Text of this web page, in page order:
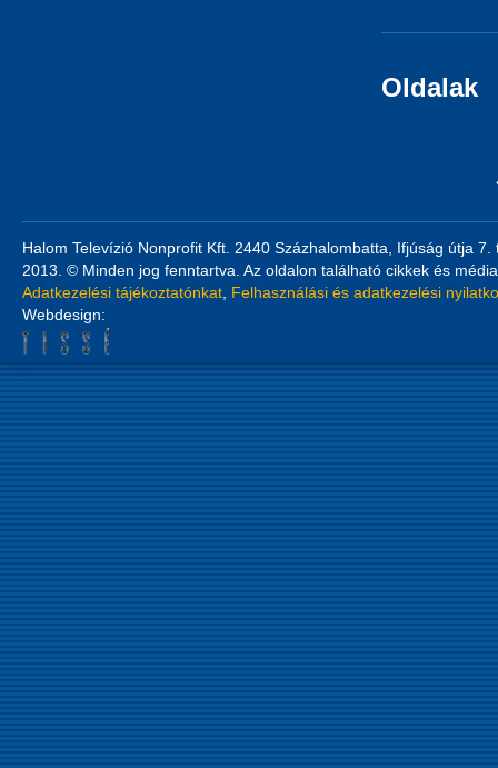
Oldalak
Halom Televízió Nonprofit Kft. 2440 Százhalombatta, Ifjúság útja
2013. © Minden jog fenntartva. Az oldalon található cikkek és
Adatkezelési tájékoztatónkat Felhasználási és adatkezelési
Webdesign: